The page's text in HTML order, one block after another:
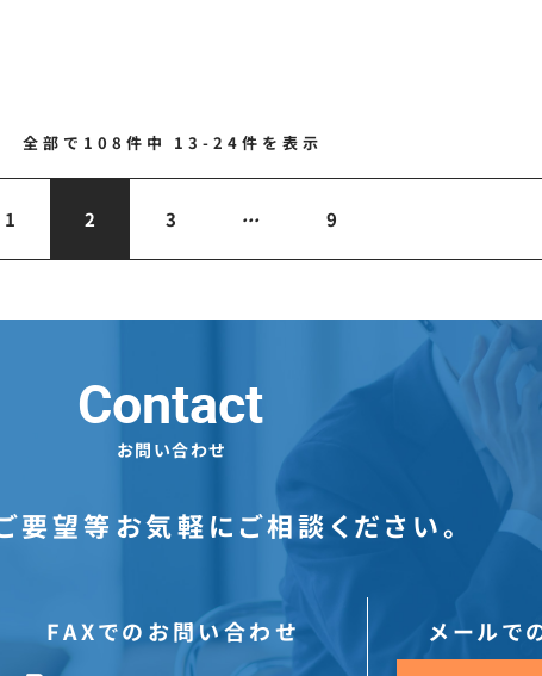
全部で 108 件中 13-24 件を表示
1 2 3 ... 9
Contact
お問い合わせ
要望等お気軽にご相談ください。
FAXでのお問い合わせ メールで